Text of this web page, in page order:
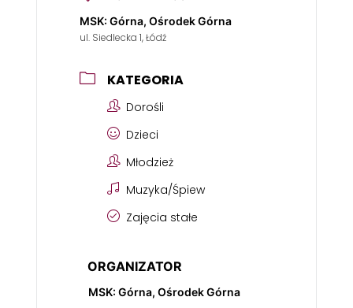
MSK: Górna, Ośrodek Górna
ul. Siedlecka 1, Łódź
KATEGORIA
Dorośli
Dzieci
Młodzież
Muzyka/Śpiew
Zajęcia stałe
ORGANIZATOR
MSK: Górna, Ośrodek Górna